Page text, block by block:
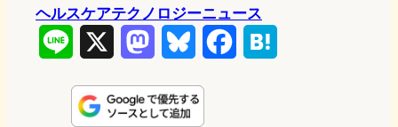
ヘルスケアテクノロジーニュース
n
s
u